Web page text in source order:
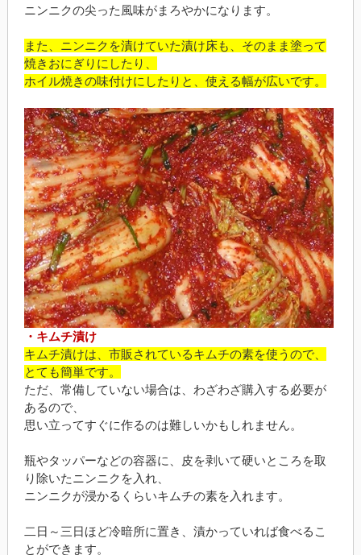
ニンニクの尖った風味がまろやかになります。
また、ニンニクを漬けていた漬け床も、そのまま塗って
焼きおにぎりにしたり、
ホイル焼きの味付けにしたりと、使える幅が広いです。
・キムチ漬け
キムチ漬けは、市販されているキムチの素を使うので、
とても簡単です。
ただ、常備していない場合は、わざわざ購入する必要が
あるので、
思い立ってすぐに作るのは難しいかもしれません。
瓶やタッパーなどの容器に、皮を剥いて硬いところを取
り除いたニンニクを入れ、
ニンニクが浸かるくらいキムチの素を入れます。
二日～三日ほど冷暗所に置き、漬かっていれば食べるこ
とができます。